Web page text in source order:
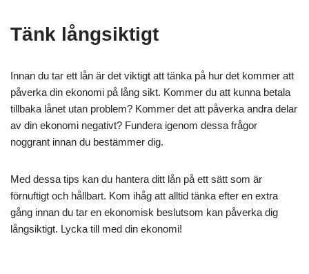
Tänk långsiktigt
Innan du tar ett lån är det viktigt att tänka på hur det kommer att
påverka din ekonomi på lång sikt. Kommer du att kunna betala
tillbaka lånet utan problem? Kommer det att påverka andra delar
av din ekonomi negativt? Fundera igenom dessa frågor
noggrant innan du bestämmer dig.
Med dessa tips kan du hantera ditt lån på ett sätt som är
förnuftigt och hållbart. Kom ihåg att alltid tänka efter en extra
gång innan du tar en ekonomisk beslutsom kan påverka dig
långsiktigt. Lycka till med din ekonomi!